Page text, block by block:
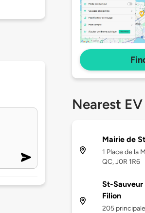
Nearest
Mairie de
1 Place de la
QC, J0R 1R6
St-Sauveur
Filion
205